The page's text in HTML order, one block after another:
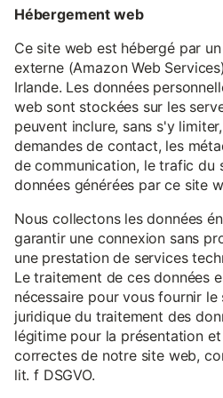
Hébergement web
Ce site web est hébergé par
externe (Amazon Web
Irlande. Les données
web sont stockées sur les
peuvent inclure, sans s'y
demandes de contact, les
de communication, le trafic du
données générées par ce site
Nous collectons les données
garantir une connexion sans
une prestation de services
Le traitement de ces données
nécessaire pour vous fournir le
juridique du traitement des
légitime pour la présentation
correctes de notre site web,
lit. f DSGVO.